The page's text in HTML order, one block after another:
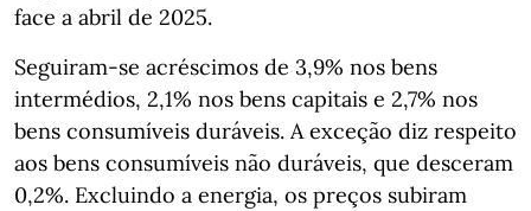
face a abril de 2025.
Seguiram-se acréscimos de 3,9% nos bens
intermédios, 2,1% nos bens capitais e 2,7% nos
bens consumíveis duráveis. A exceção diz respeito
aos bens consumíveis não duráveis, que desceram
0,2%. Excluindo a energia, os preços subiram